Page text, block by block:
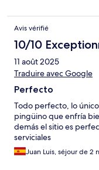
Avis vérifié
10/10
11 août 2025
Traduire avec Google
Perfecto
Todo perfecto, lo
pingüino que enfría
demás el sitio es
serviciales
Juan Luis, séjour de 2